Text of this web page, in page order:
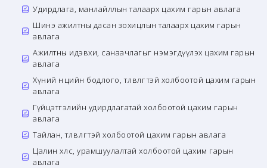
Удирдлага, манлайллын талаарх цахим гарын авлага
Шинэ ажилтны дасан зохицлын талаарх цахим гарын
авлага
Ажилтны идэвхи, санаачлагыг нэмэгдүүлэх цахим гарын
авлага
Хүний нөөцийн бодлого, төлөвлөгөөтэй холбоотой цахим гарын
авлага
Гүйцэтгэлийн удирдлагатай холбоотой цахим гарын
авлага
Тайлан, төлөвлөгөөтэй холбоотой цахим гарын авлага
Цалин хөлс, урамшуулалтай холбоотой цахим гарын
авлага